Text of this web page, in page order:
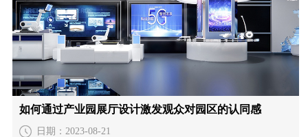
如何通过产业园展厅设计激发观众对园区的认同感
日期：2023-08-21